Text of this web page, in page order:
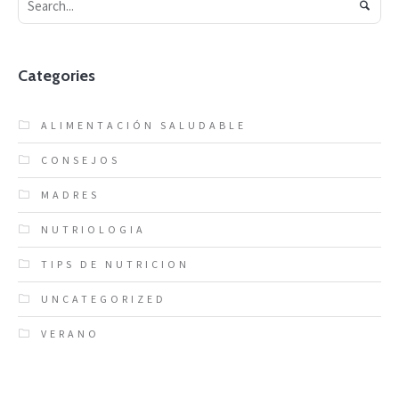
Categories
ALIMENTACIÓN SALUDABLE
CONSEJOS
MADRES
NUTRIOLOGIA
TIPS DE NUTRICION
UNCATEGORIZED
VERANO